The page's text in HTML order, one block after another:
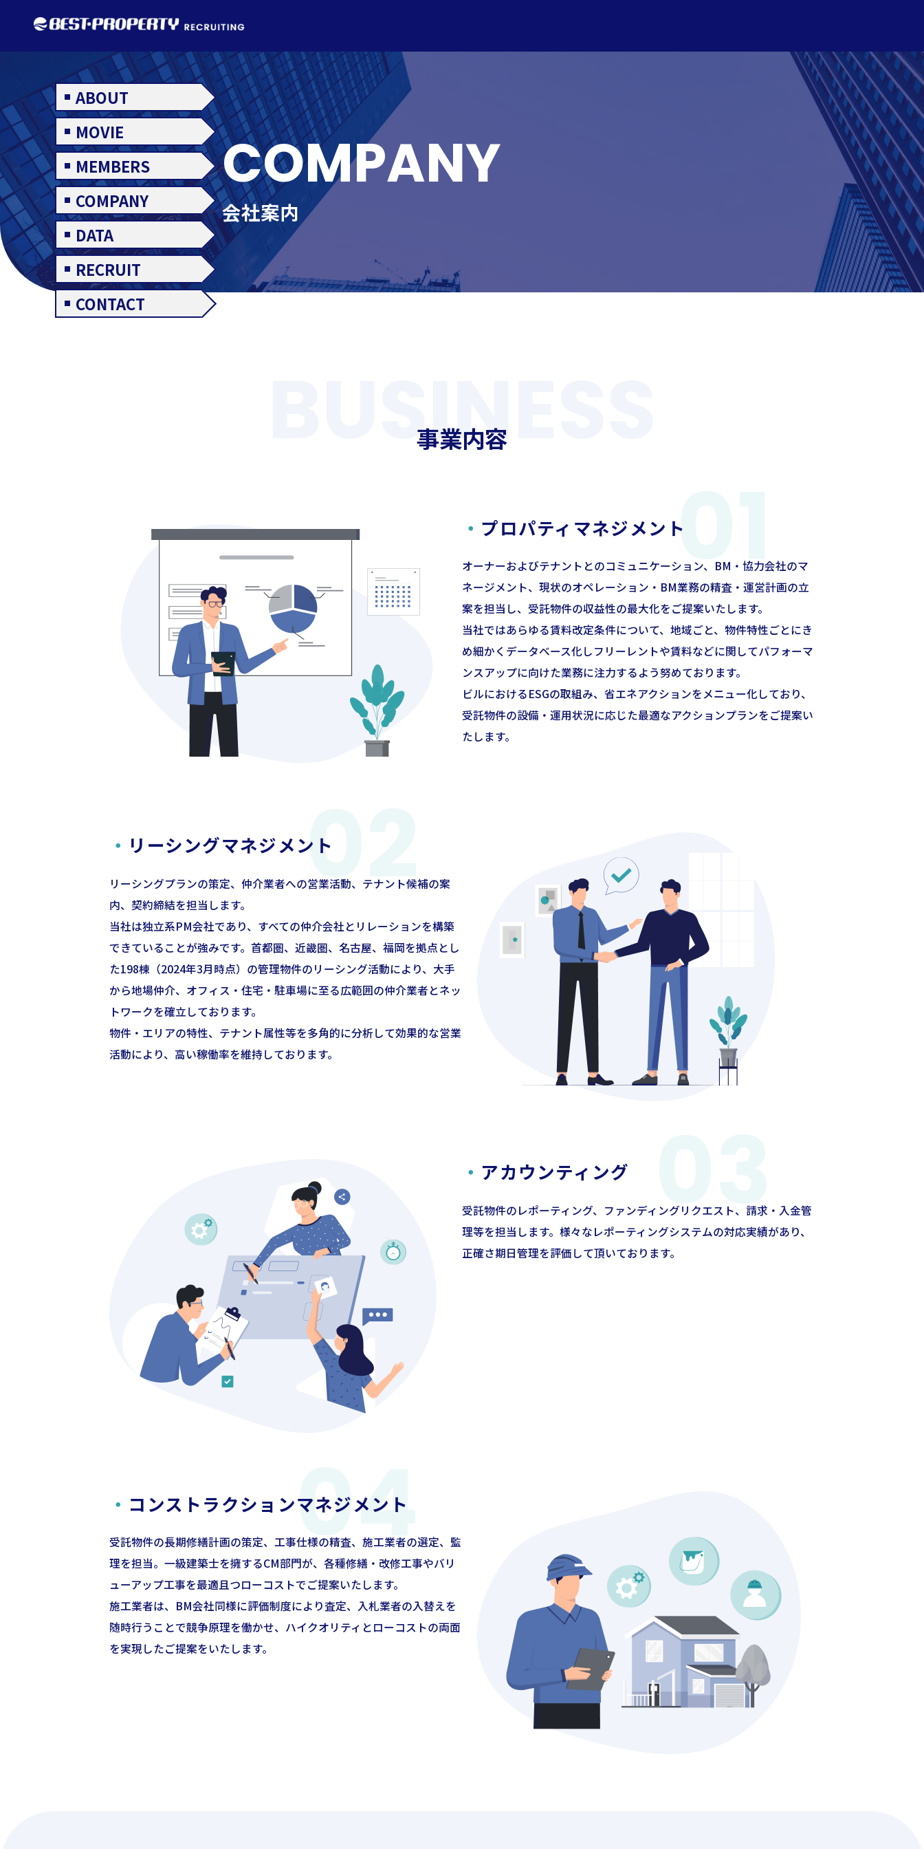
ABOUT
MOVIE
MEMBERS
COMPANY
DATA
RECRUIT
CONTACT
COMPANY
会社案内
事業内容
・ プロパティマネジメント
オーナーおよびテナントとのコミュニケーション、BM・協力会社のマ
ネージメント、現状のオペレーション・BM業務の精査・運営計画の立
案を担当し、受託物件の収益性の最大化をご提案いたします。
当社ではあらゆる賃料改定条件について、地域ごと、物件特性ごとにき
め細かくデータベース化しフリーレントや賃料などに関してパフォーマ
ンスアップに向けた業務に注力するよう努めております。
ビルにおけるESGの取組み、省エネアクションをメニュー化しており、
受託物件の設備・運用状況に応じた最適なアクションプランをご提案い
たします。
・ リーシングマネジメント
リーシングプランの策定、仲介業者への営業活動、テナント候補の案
内、契約締結を担当します。
当社は独立系PM会社であり、すべての仲介会社とリレーションを構築
できていることが強みです。首都圏、近畿圏、名古屋、福岡を拠点とし
た198棟（2024年3月時点）の管理物件のリーシング活動により、大手
から地場仲介、オフィス・住宅・駐車場に至る広範囲の仲介業者とネッ
トワークを確立しております。
物件・エリアの特性、テナント属性等を多角的に分析して効果的な営業
活動により、高い稼働率を維持しております。
・ アカウンティング
受託物件のレポーティング、ファンディングリクエスト、請求・入金管
理等を担当します。様々なレポーティングシステムの対応実績があり、
正確さ期日管理を評価して頂いております。
・ コンストラクションマネジメント
受託物件の長期修繕計画の策定、工事仕様の精査、施工業者の選定、監
理を担当。一級建築士を擁するCM部門が、各種修繕・改修工事やバリ
ューアップ工事を最適且つローコストでご提案いたします。
施工業者は、BM会社同様に評価制度により査定、入札業者の入替えを
随時行うことで競争原理を働かせ、ハイクオリティとローコストの両面
を実現したご提案をいたします。